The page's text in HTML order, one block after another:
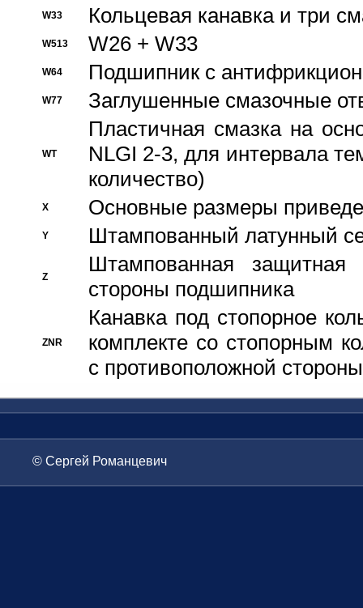
W33 Кольцевая канавка и три
W513 W26 + W33
W64 Подшипник с
W77 Заглушенные смазочные
WT
Пластичная смазка на
NLGI 2-3, для интервала
количество)
X Основные размеры
Y Штампованный латунный
Z
Штампованная
стороны подшипника
ZNR
Канавка под стопорное
комплекте со стопорным
с противоположной стороны
© Сергей Романцевич